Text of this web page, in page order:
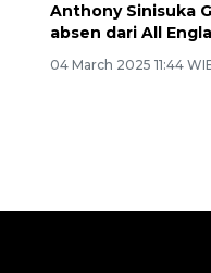
Anthony Sinisuka
absen dari All
04 March 2025 11:44